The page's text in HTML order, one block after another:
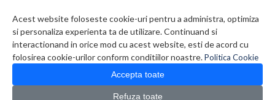
Acest website foloseste cookie-uri pentru a administra, optimiza
si personaliza experienta ta de utilizare. Continuand si
interactionand in orice mod cu acest website, esti de acord cu
folosirea cookie-urilor conform conditiilor noastre.Politica Cookie
Accepta toate
Refuza toate